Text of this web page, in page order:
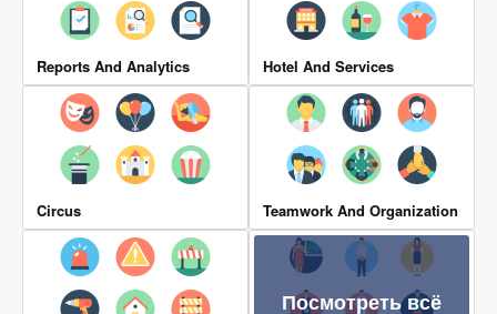
Reports And Analytics Hotel And Services
Circus Teamwork And Organization
Посмотреть всё